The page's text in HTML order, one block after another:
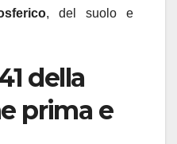
, del suolo e
della
prima e